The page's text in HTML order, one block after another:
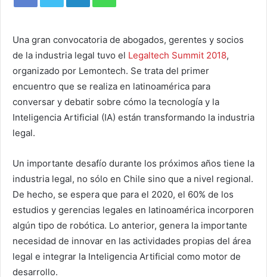
Una gran convocatoria de abogados, gerentes y socios
de la industria legal tuvo el Legaltech Summit 2018,
organizado por Lemontech. Se trata del primer
encuentro que se realiza en latinoamérica para
conversar y debatir sobre cómo la tecnología y la
Inteligencia Artificial (IA) están transformando la industria
legal.
Un importante desafío durante los próximos años tiene la
industria legal, no sólo en Chile sino que a nivel regional.
De hecho, se espera que para el 2020, el 60% de los
estudios y gerencias legales en latinoamérica incorporen
algún tipo de robótica. Lo anterior, genera la importante
necesidad de innovar en las actividades propias del área
legal e integrar la Inteligencia Artificial como motor de
desarrollo.